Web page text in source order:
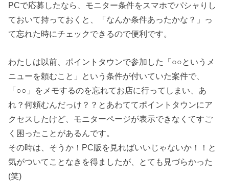
PCで応募したなら、モニター条件をスマホでパシャりし
ておいて持っておくと、「なんか条件あったかな？」っ
て忘れた時にチェックできるので便利です。
わたしは以前、ポイントタウンで参加した「○○というメ
ニューを頼むこと」という条件が付いていた案件で、
「○○」をメモするのを忘れてお店に行ってしまい、あ
れ？何頼むんだっけ？？とあわててポイントタウンにア
クセスしたけど、モニターページが表示できなくてすご
く困ったことがあるんです。
その時は、そうか！PC版を見ればいいじゃないか！！と
気がついてことなきを得ましたが、とても見づらかった
(笑)